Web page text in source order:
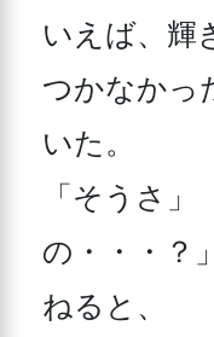
いえば、輝
つかなかっ
いた。
「そうさ
の・・・？
ねると、